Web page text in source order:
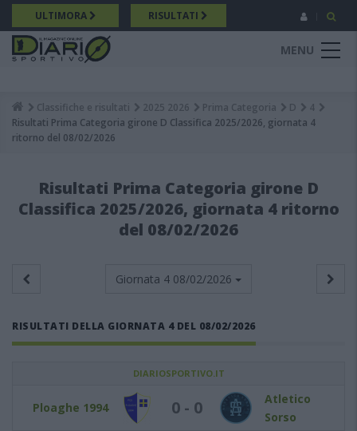
Salta
al
contenuto
principale
ULTIMORA RISULTATI
MENU
Breadcrumb
Classifiche e risultati 2025 2026 Prima Categoria D
4
Risultati Prima Categoria girone D Classifica 2025/2026, giornata 4
ritorno del 08/02/2026
Risultati Prima Categoria girone D
Classifica 2025/2026, giornata 4 ritorno
del 08/02/2026
Giornata 4 08/02/2026
RISULTATI DELLA GIORNATA 4 DEL 08/02/2026
DIARIOSPORTIVO.IT
Ploaghe 1994 0 - 0
Atletico
Sorso